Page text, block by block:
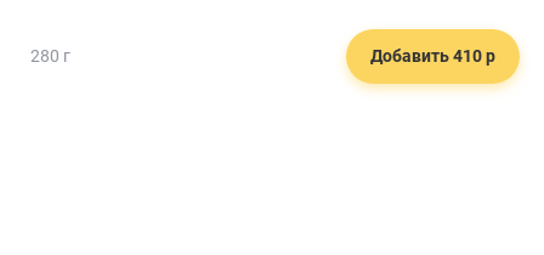
280 г Добавить 410 р